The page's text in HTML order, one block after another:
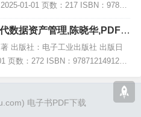
01-01 页数：217 ISBN：97871
书大小：185MB [高清扫描版PDF格
数据资产管理,陈晓华,PDF电
出版社：电子工业出版社 出版日
页数：272 ISBN：9787121491269
电子书PDF下载